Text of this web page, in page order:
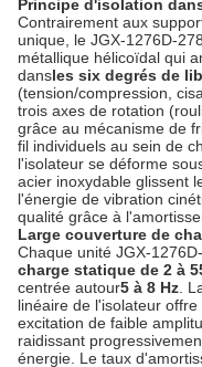
Principe d'isolation
Contrairement aux
unique, le JGX-1276D-
métallique hélicoïdal qui
dansles six degrés de
(tension/compression,
trois axes de rotation
grâce au mécanisme de
fil individuels au sein de
l'isolateur se déforme
acier inoxydable glissent
l'énergie de vibration
qualité grâce à
Large couverture de
Chaque unité JGX-
charge statique de 2 à
centrée autour5 à 8 Hz .
linéaire de l'isolateur
excitation de faible
raidissant
énergie. Le taux